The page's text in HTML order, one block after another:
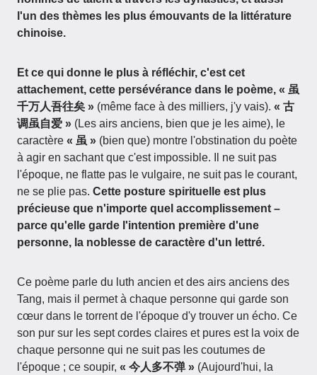
l'un des thèmes les plus émouvants de la littérature
chinoise.
Et ce qui donne le plus à réfléchir, c'est cet
attachement, cette persévérance dans le poème, « 虽
千万人吾往矣 » (même face à des milliers, j'y vais). « 古
调虽自爱 » (Les airs anciens, bien que je les aime), le
caractère « 虽 » (bien que) montre l'obstination du poète
à agir en sachant que c'est impossible. Il ne suit pas
l'époque, ne flatte pas le vulgaire, ne suit pas le courant,
ne se plie pas. Cette posture spirituelle est plus
précieuse que n'importe quel accomplissement –
parce qu'elle garde l'intention première d'une
personne, la noblesse de caractère d'un lettré.
Ce poème parle du luth ancien et des airs anciens des
Tang, mais il permet à chaque personne qui garde son
cœur dans le torrent de l'époque d'y trouver un écho. Ce
son pur sur les sept cordes claires et pures est la voix de
chaque personne qui ne suit pas les coutumes de
l'époque ; ce soupir, « 今人多不弹 » (Aujourd'hui, la